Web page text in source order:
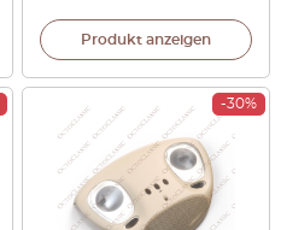
Produkt anzeigen
-30%